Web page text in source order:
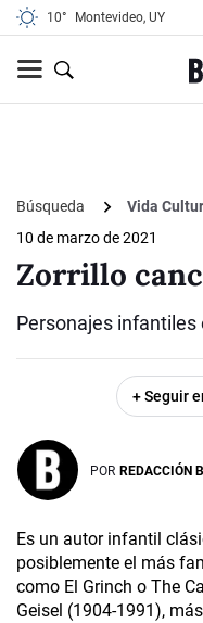
10° Montevideo, UY
Búsqueda
Vida
10 de marzo de 2021
Zorrillo
Personajes infantiles
+ Seguir
POR REDACCIÓN
Es un autor infantil
posiblemente el más
como El Grinch o The
Geisel (1904-1991),